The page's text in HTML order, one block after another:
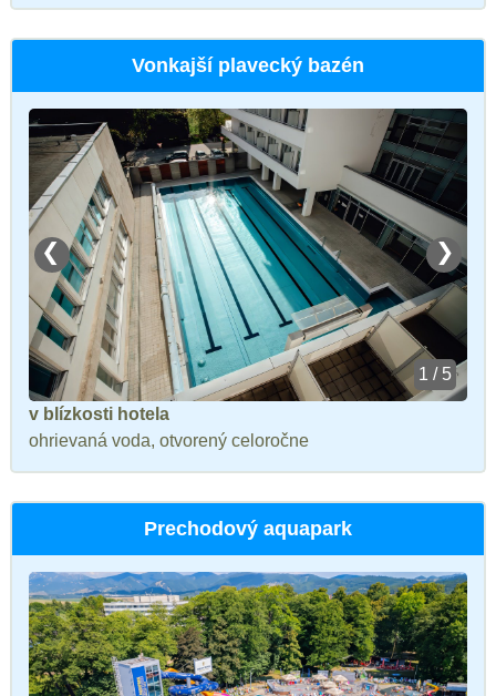
Vonkajší plavecký bazén
❮ ❯
1 / 5
v blízkosti hotela
ohrievaná voda, otvorený celoročne
Prechodový aquapark